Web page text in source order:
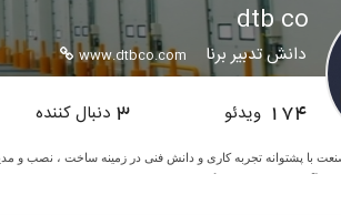
dtb co
دانش تدبیر برنا www.dtbco.com
174 ویدئو 3 دنبال کننده
با پشتوانه تجربه کاری و دانش فنی در زمینه ساخت ، نصب و